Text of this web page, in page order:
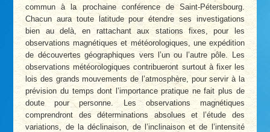
commun à la prochaine conférence de Saint-Pétersbourg.
Chacun aura toute latitude pour étendre ses investigations
bien au delà, en rattachant aux stations fixes, pour les
observations magnétiques et météorologiques, une expédition
de découvertes géographiques vers l’un ou l’autre pôle. Les
observations météorologiques contribueront surtout à fixer les
lois des grands mouvements de l’atmosphère, pour servir à la
prévision du temps dont l’importance pratique ne fait plus de
doute pour personne. Les observations magnétiques
comprendront des déterminations absolues et l’étude des
variations, de la déclinaison, de l’inclinaison et de l’intensité